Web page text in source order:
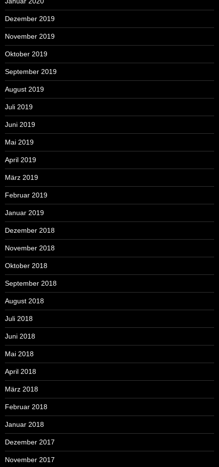
Dezember 2019
November 2019
Oktober 2019
September 2019
August 2019
Juli 2019
Juni 2019
Mai 2019
April 2019
März 2019
Februar 2019
Januar 2019
Dezember 2018
November 2018
Oktober 2018
September 2018
August 2018
Juli 2018
Juni 2018
Mai 2018
April 2018
März 2018
Februar 2018
Januar 2018
Dezember 2017
November 2017